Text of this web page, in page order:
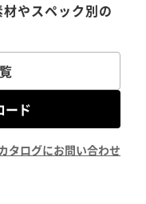
やスペック別の
ード
タログにお問い合わせ